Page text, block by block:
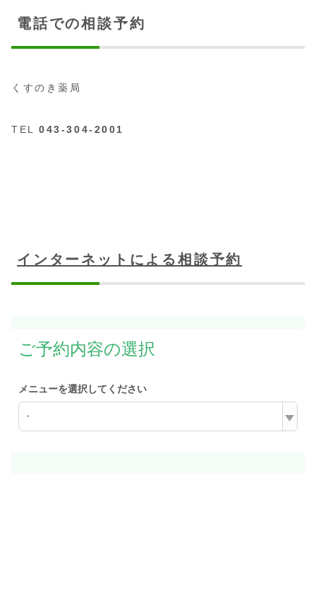
電話での相談予約
くすのき薬局
TEL043-304-2001
インターネットによる相談予約